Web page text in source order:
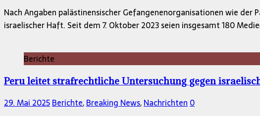
Nach Angaben palästinensischer Gefangenenorganisationen wie der
israelischer Haft. Seit dem 7. Oktober 2023 seien insgesamt 180
Berichte
Peru leitet strafrechtliche Untersuchung gegen
29. Mai 2025Berichte,Breaking News,Nachrichten 0